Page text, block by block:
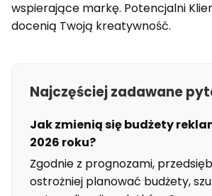
wspierające markę. Potencjalni
docenią Twoją kreatywność.
Najczęściej zadawane
Jak zmienią się budżety
2026 roku?
Zgodnie z prognozami,
ostrożniej planować budżety,